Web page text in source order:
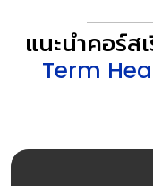
แนะนำคอร์ส
Term